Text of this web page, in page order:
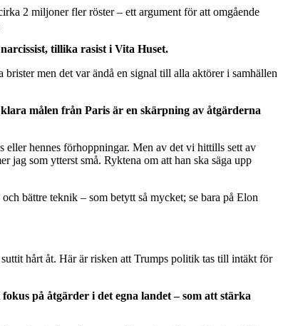
2 miljoner fler röster – ett argument för att omgående
tillika rasist i Vita Huset.
men det var ändå en signal till alla aktörer i samhällen
målen från Paris är en skärpning av åtgärderna
eller hennes förhoppningar. Men av det vi hittills sett av
jag som ytterst små. Ryktena om att han ska säga upp
bättre teknik – som betytt så mycket; se bara på Elon
hårt åt. Här är risken att Trumps politik tas till intäkt för
på åtgärder i det egna landet – som att stärka